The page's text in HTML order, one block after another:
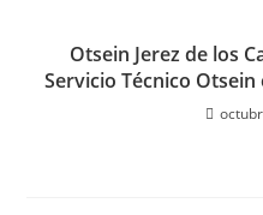
Otsein Jerez de los
Servicio Técnico Otsein